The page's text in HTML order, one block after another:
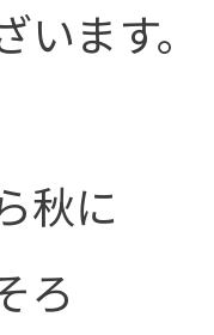
ます。
秋に
ろ